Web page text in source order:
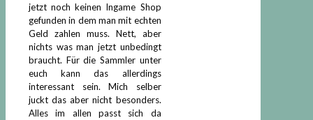
jetzt noch keinen Ingame Shop
gefunden in dem man mit echten
Geld zahlen muss. Nett, aber
nichts was man jetzt unbedingt
braucht. Für die Sammler unter
euch kann das allerdings
interessant sein. Mich selber
juckt das aber nicht besonders.
Alles im allen passt sich da